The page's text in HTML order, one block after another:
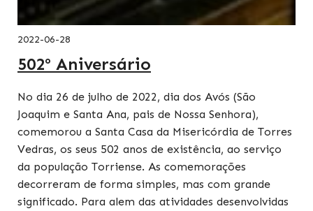
2022-06-28
502º Aniversário
No dia 26 de julho de 2022, dia dos Avós (São
Joaquim e Santa Ana, pais de Nossa Senhora),
comemorou a Santa Casa da Misericórdia de Torres
Vedras, os seus 502 anos de existência, ao serviço
da população Torriense. As comemorações
decorreram de forma simples, mas com grande
significado. Para alem das atividades desenvolvidas